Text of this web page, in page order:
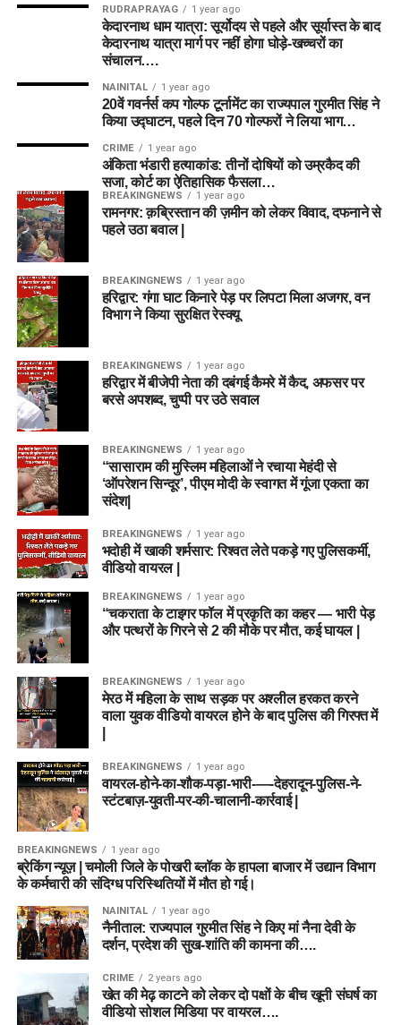
RUDRAPRAYAG 1 year ago
केदारनाथ धाम यात्रा: सूर्योदय से पहले और सूर्यास्त के बाद
केदारनाथ यात्रा मार्ग पर नहीं होगा घोड़े-खच्चरों का
संचालन….
NAINITAL 1 year ago
20वें गवर्नर्स कप गोल्फ टूर्नामेंट का राज्यपाल गुरमीत सिंह ने
किया उद्घाटन, पहले दिन 70 गोल्फरों ने लिया भाग…
CRIME 1 year ago
अंकिता भंडारी हत्याकांड: तीनों दोषियों को उम्रकैद की
सजा, कोर्ट का ऐतिहासिक फैसला…
BREAKINGNEWS 1 year ago
रामनगर: क़ब्रिस्तान की ज़मीन को लेकर विवाद, दफनाने से
पहले उठा बवाल |
BREAKINGNEWS 1 year ago
हरिद्वार: गंगा घाट किनारे पेड़ पर लिपटा मिला अजगर, वन
विभाग ने किया सुरक्षित रेस्क्यू
BREAKINGNEWS 1 year ago
हरिद्वार में बीजेपी नेता की दबंगई कैमरे में कैद, अफसर पर
बरसे अपशब्द, चुप्पी पर उठे सवाल
BREAKINGNEWS 1 year ago
“सासाराम की मुस्लिम महिलाओं ने रचाया मेहंदी से
‘ऑपरेशन सिन्दूर’, पीएम मोदी के स्वागत में गूंजा एकता का
संदेश|
BREAKINGNEWS 1 year ago
भदोही में खाकी शर्मसार: रिश्वत लेते पकड़े गए पुलिसकर्मी,
वीडियो वायरल |
BREAKINGNEWS 1 year ago
“चकराता के टाइगर फॉल में प्रकृति का कहर — भारी पेड़
और पत्थरों के गिरने से 2 की मौके पर मौत, कई घायल |
BREAKINGNEWS 1 year ago
मेरठ में महिला के साथ सड़क पर अश्लील हरकत करने
वाला युवक वीडियो वायरल होने के बाद पुलिस की गिरफ्त में
BREAKINGNEWS 1 year ago
वायरल-होने-का-शौक-पड़ा-भारी-—-देहरादून-पुलिस-ने-
स्टंटबाज़-युवती-पर-की-चालानी-कार्रवाई |
BREAKINGNEWS 1 year ago
ब्रेकिंग न्यूज़ | चमोली जिले के पोखरी ब्लॉक के हापला बाजार में उद्यान विभाग
के कर्मचारी की संदिग्ध परिस्थितियों में मौत हो गई।
NAINITAL 1 year ago
नैनीताल: राज्यपाल गुरमीत सिंह ने किए मां नैना देवी के
दर्शन, प्रदेश की सुख-शांति की कामना की….
CRIME 2 years ago
खेत की मेढ़ काटने को लेकर दो पक्षों के बीच खूनी संघर्ष का
वीडियो सोशल मिडिया पर वायरल….